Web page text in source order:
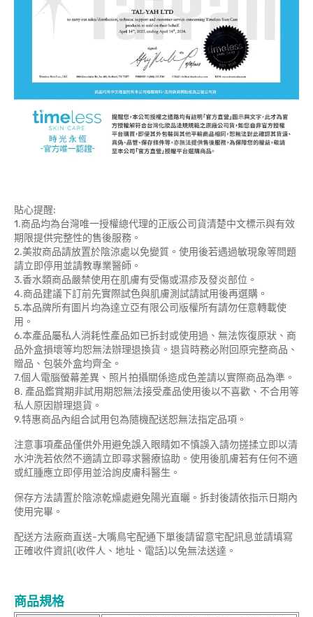
貼心提醒:
1.商品均為台灣唯一授權總代理的正版公司貨清楚中文標示與有效
期限提供完整性的售後服務。
2.美妝商品請放置於陰涼處以免變質。使用後若遇過敏現象等問題
請立即停用並請教專業醫師。
3.香水類商品嚴禁使用在肌膚有受傷或濕疹及發炎部位。
4.商品建議下訂前先實際試色與肌膚測試請試用後再選購。
5.本品牌所有圖片均為達立亞有限公司版權所有請勿任意轉載使
用。
6.本產品屬私人消耗性產品如已拆封或使用過、無法恢復原狀、商
品外盒損壞等均恕無法辦理退換貨。退貨時務必附回原完整商品、
贈品、包裝外盒均齊全。
7.個人電腦螢幕差異、照片拍攝關係造成色差請以實際商品為準。
8. 產品鑑賞期非試用期恕無法接受產品使用後以不喜歡、不合用等
私人原因辦理退貨。
9.特惠商品內組合試用包為隨機配送恕無法指定品項。
注意事項產品僅供外用避免誤入眼睛如不慎誤入請勿搓揉立即以清
水沖洗若依然不適請立即尋求醫療協助。使用後肌膚若有任何不適
或紅腫應立即停用並洽詢皮膚科醫生。
保存方法請置於陰涼乾燥處避免陽光直曬。拆封後請依指示日期內
使用完畢。
配送方法廠商直送-大嘴鳥宅配通下單後請留意宅配訊息並請填寫
正確收件資訊(收件人、地址、電話)以免無法送達。
商品規格